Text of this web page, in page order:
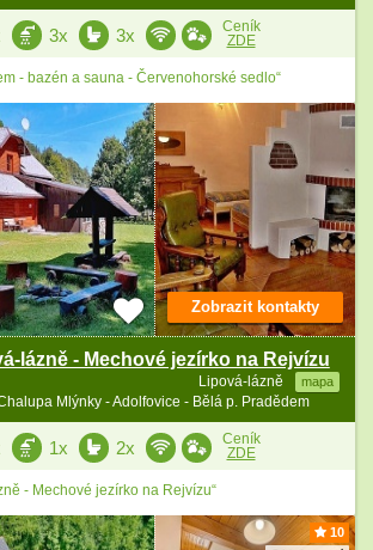
3x 3x
Ceník
ZDE
- bazén a sauna - Červenohorské sedlo“
lázně - Mechové jezírko na Rejvízu
Lipová-lázně mapa
Mlýnky - Adolfovice - Bělá p. Pradědem
Zobrazit kontakty
1x 2x
Ceník
ZDE
- Mechové jezírko na Rejvízu“
10